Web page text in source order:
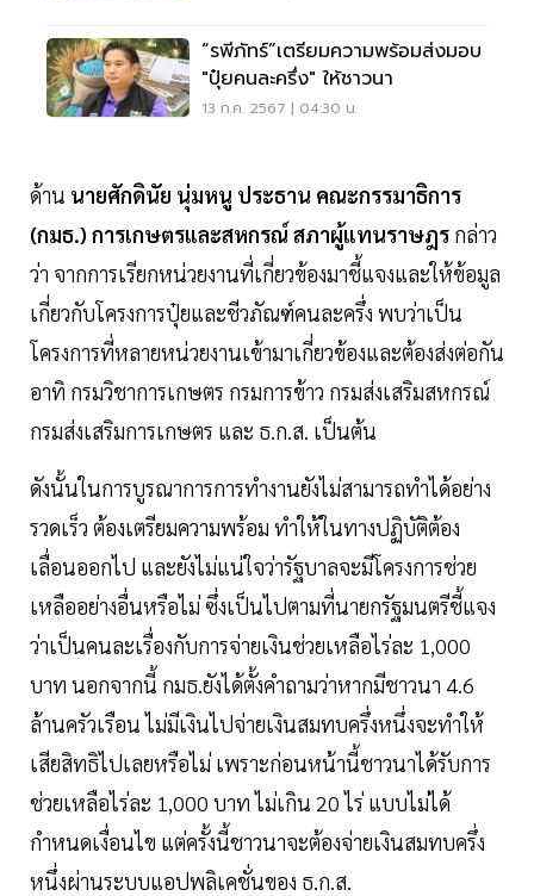
“รพีภัทร์”เตรียมความพร้อมส่งมอบ
"ปุ๋ยคนละครึ่ง" ให้ชาวนา
13 ก.ค. 2567 | 04:30 น.
ด้าน นายศักดินัย นุ่มหนู ประธาน คณะกรรมาธิการ
(กมธ.) การเกษตรและสหกรณ์ สภาผู้แทนราษฎร กล่าว
ว่า จากการเรียกหน่วยงานที่เกี่ยวข้องมาชี้แจงและให้ข้อมูล
เกี่ยวกับโครงการปุ๋ยและชีวภัณฑ์คนละครึ่ง พบว่าเป็น
โครงการที่หลายหน่วยงานเข้ามาเกี่ยวข้องและต้องส่งต่อกัน
อาทิ กรมวิชาการเกษตร กรมการข้าว กรมส่งเสริมสหกรณ์
กรมส่งเสริมการเกษตร และ ธ.ก.ส. เป็นต้น
ดังนั้นในการบูรณาการการทำงานยังไม่สามารถทำได้อย่าง
รวดเร็ว ต้องเตรียมความพร้อม ทำให้ในทางปฏิบัติต้อง
เลื่อนออกไป และยังไม่แน่ใจว่ารัฐบาลจะมีโครงการช่วย
เหลืออย่างอื่นหรือไม่ ซึ่งเป็นไปตามที่นายกรัฐมนตรีชี้แจง
ว่าเป็นคนละเรื่องกับการจ่ายเงินช่วยเหลือไร่ละ 1,000
บาท นอกจากนี้ กมธ.ยังได้ตั้งคำถามว่าหากมีชาวนา 4.6
ล้านครัวเรือน ไม่มีเงินไปจ่ายเงินสมทบครึ่งหนึ่งจะทำให้
เสียสิทธิไปเลยหรือไม่ เพราะก่อนหน้านี้ชาวนาได้รับการ
ช่วยเหลือไร่ละ 1,000 บาท ไม่เกิน 20 ไร่ แบบไม่ได้
กำหนดเงื่อนไข แต่ครั้งนี้ชาวนาจะต้องจ่ายเงินสมทบครึ่ง
หนึ่งผ่านระบบแอปพลิเคชั่นของ ธ.ก.ส.